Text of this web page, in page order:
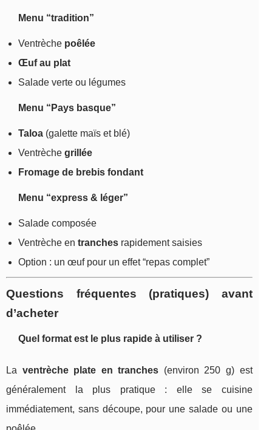
Menu “tradition”
Ventrèche poêlée
Œuf au plat
Salade verte ou légumes
Menu “Pays basque”
Taloa (galette maïs et blé)
Ventrèche grillée
Fromage de brebis fondant
Menu “express & léger”
Salade composée
Ventrèche en tranches rapidement saisies
Option : un œuf pour un effet “repas complet”
Questions fréquentes (pratiques) avant
d’acheter
Quel format est le plus rapide à utiliser ?
La ventrèche plate en tranches (environ 250 g) est
généralement la plus pratique : elle se cuisine
immédiatement, sans découpe, pour une salade ou une